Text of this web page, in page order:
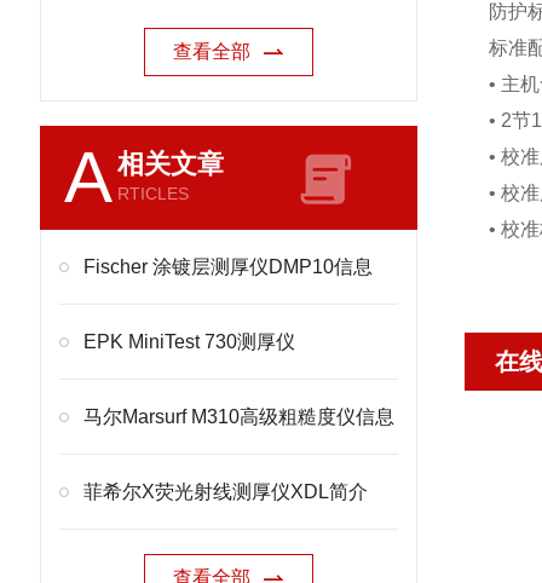
查看全部
A相关文章
RTICLES
Fischer 涂镀层测厚仪DMP10信息
EPK MiniTest 730测厚仪
马尔Marsurf M310高级粗糙度仪信息
菲希尔X荧光射线测厚仪XDL简介
查看全部
防护
标准
• 主
• 2节
• 校
• 校
• 校
在